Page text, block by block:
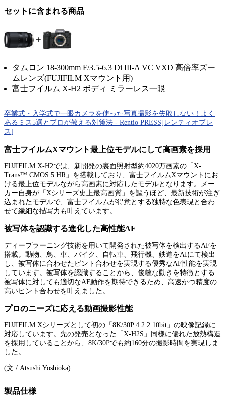
セットに含まれる商品
タムロン 18-300mm F/3.5-6.3 Di III-A VC VXD 高倍率ズー
ムレンズ(FUJIFILM Xマウント用)
富士フイルム X-H2 ボディ ミラーレス一眼
卒業式・入学式で一眼カメラを使った写真撮影を失敗しない！よく
あるミス5選とプロが教える対策法 - Rentio PRESS[レンティオプレ
ス]
富士フイルムXマウント最上位モデルにして高画素を採用
FUJIFILM X-H2では、新開発の裏面照射型約4020万画素の「X-
Trans™ CMOS 5 HR」を搭載しており、富士フイルムXマウントにお
ける最上位モデルながら高画素に対応したモデルとなります。メー
カー自身が「Xシリーズ史上最高画質」を謳うほど、最新技術が注ぎ
込まれたモデルで、富士フイルムが得意とする独特な色表現と合わ
せて繊細な描写力も叶えています。
被写体を認識する進化した高性能AF
ディープラーニング技術を用いて開発された被写体を検出するAFを
搭載。動物、鳥、車、バイク、自転車、飛行機、鉄道をAIにて検出
し、被写体に合わせたピント合わせを実現する優秀なAF性能を実現
しています。被写体を認識することから、俊敏な動きを特徴とする
被写体に対しても適切なAF動作を期待できるため、高速かつ精度の
高いピント合わせを叶えました。
プロのニーズに応える動画撮影性能
FUJIFILM Xシリーズとして初の「8K/30P 4:2:2 10bit」の映像記録に
対応しています。先の発売となった「X-H2S」同様に優れた放熱構造
を採用していることから、8K/30Pでも約160分の撮影時間を実現しま
した。
(文 / Atsushi Yoshioka)
製品仕様